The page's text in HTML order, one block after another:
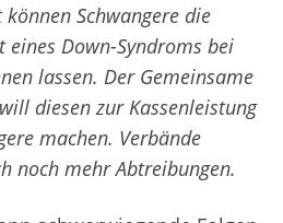
Schwangere die
eines Down-Syndroms bei
lassen. Der Gemeinsame
diesen zur Kassenleistung
machen. Verbände
noch mehr Abtreibungen.